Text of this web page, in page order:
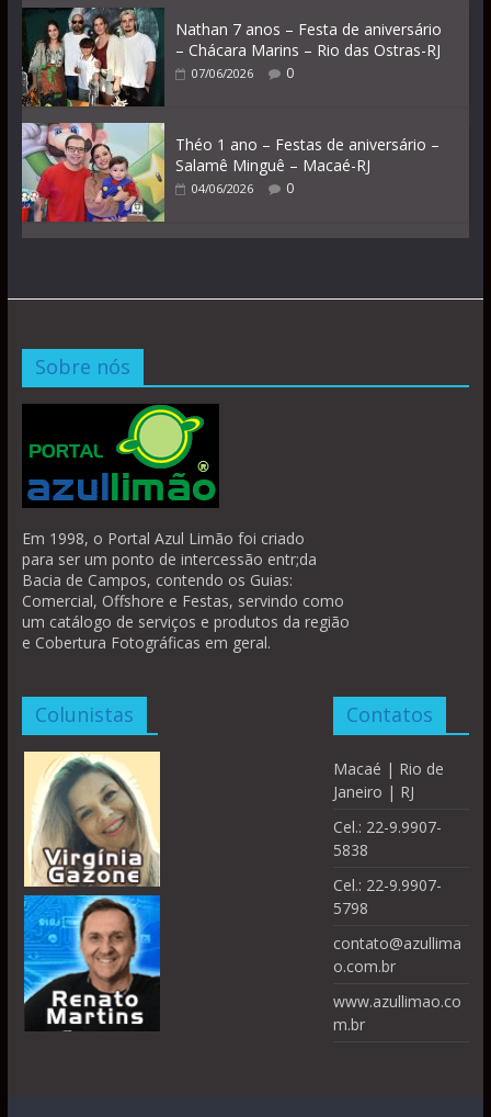
Nathan 7 anos – Festa de aniversário
– Chácara Marins – Rio das Ostras-RJ
07/06/2026 0
Théo 1 ano – Festas de aniversário –
Salamê Minguê – Macaé-RJ
04/06/2026 0
Sobre nós
Em 1998, o Portal Azul Limão foi criado
para ser um ponto de intercessão entr;da
Bacia de Campos, contendo os Guias:
Comercial, Offshore e Festas, servindo como
um catálogo de serviços e produtos da região
e Cobertura Fotográficas em geral.
Colunistas Contatos
Macaé | Rio de
Janeiro | RJ
Cel.: 22-9.9907-
5838
Cel.: 22-9.9907-
5798
contato@azullima
o.com.br
www.azullimao.co
m.br